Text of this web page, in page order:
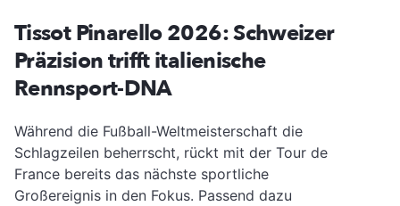
Tissot Pinarello 2026: Schweizer
Präzision trifft italienische
Rennsport-DNA
Während die Fußball-Weltmeisterschaft die
Schlagzeilen beherrscht, rückt mit der Tour de
France bereits das nächste sportliche
Großereignis in den Fokus. Passend dazu